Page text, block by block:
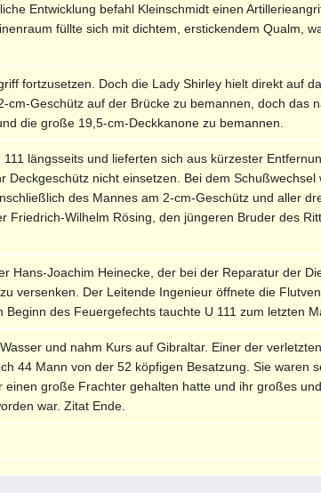
Entwicklung befahl Kleinschmidt einen
füllte sich mit dichtem, erstickendem Qualm,
fortzusetzen. Doch die Lady Shirley hielt direkt auf
Geschütz auf der Brücke zu bemannen, doch das
die große 19,5-cm-Deckkanone zu bemannen.
längsseits und lieferten sich aus kürzester
nicht einsetzen. Bei dem
des Mannes am 2-cm-Geschütz und aller
Friedrich-Wilhelm Rösing, den jüngeren Bruder des
Hans-Joachim Heinecke, der bei der Reparatur der
versenken. Der Leitende Ingenieur öffnete die
des Feuergefechts tauchte U 111 zum letzten
und nahm Kurs auf Gibraltar. Einer der
44 Mann von der 52 köpfigen Besatzung. Sie waren
große Frachter gehalten hatte und ihr großes
war. Zitat Ende.